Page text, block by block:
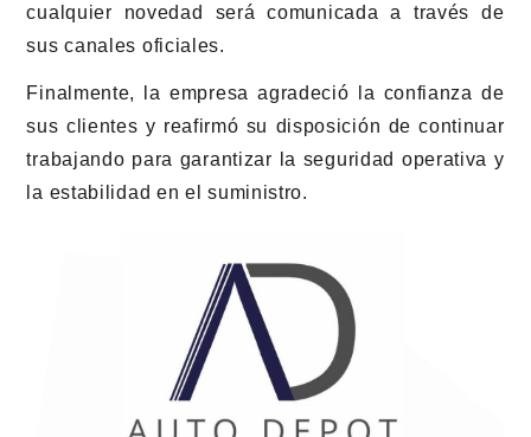
cualquier novedad será comunicada a través de
sus canales oficiales.
Finalmente, la empresa agradeció la confianza de
sus clientes y reafirmó su disposición de continuar
trabajando para garantizar la seguridad operativa y
la estabilidad en el suministro.